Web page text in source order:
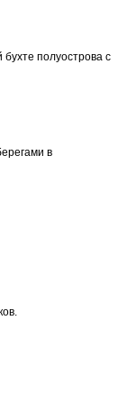
полуострова с
в